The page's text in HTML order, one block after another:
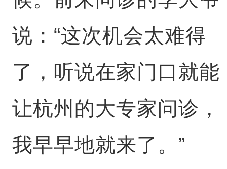
说：“这次机会太难得
了，听说在家门口就能
让杭州的大专家问诊，
我早早地就来了。”